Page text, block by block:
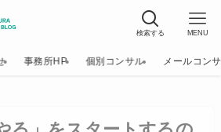
検索する MENU
事務所HP 個別コンサル メールコン